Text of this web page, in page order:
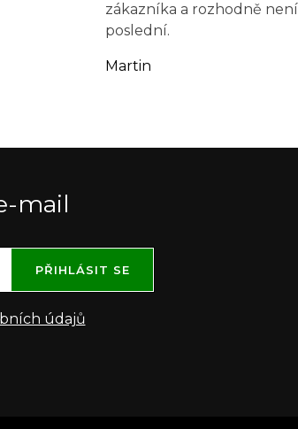
zákazníka a rozhodně není
poslední.
Martin
mail
údajů
PŘIHLÁSIT SE